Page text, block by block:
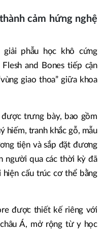
cảm hứng nghệ
giải phẫu học khô cứng
and Bones tiếp cận
giao thoa” giữa khoa
trưng bày, bao gồm
hiếm, tranh khắc gỗ, mẫu
tiện và sắp đặt đương
người qua các thời kỳ đã
cấu trúc cơ thể bằng
được thiết kế riêng với
Á, mở rộng từ y học